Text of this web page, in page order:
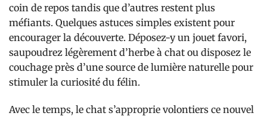
coin de repos tandis que d’autres restent plus
méfiants. Quelques astuces simples existent pour
encourager la découverte. Déposez-y un jouet favori,
saupoudrez légèrement d’herbe à chat ou disposez le
couchage près d’une source de lumière naturelle pour
stimuler la curiosité du félin.
Avec le temps, le chat s’approprie volontiers ce nouvel